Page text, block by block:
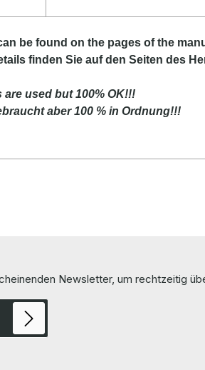
be found on the pages of the
finden Sie auf den Seiten des
are used but 100% OK!!!
aber 100 % in Ordnung!!!
Newsletter, um rechtzeitig